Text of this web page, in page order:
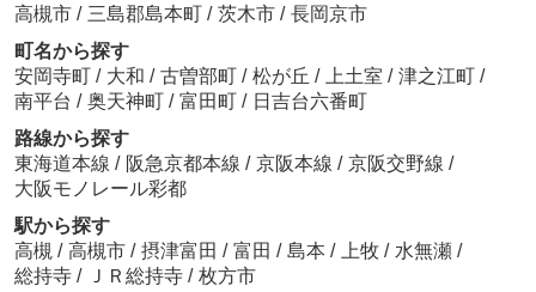
高槻市 / 三島郡島本町 / 茨木市 / 長岡京市
町名から探す
安岡寺町 / 大和 / 古曽部町 / 松が丘 / 上土室 / 津之江町 /
南平台 / 奥天神町 / 富田町 / 日吉台六番町
路線から探す
東海道本線 / 阪急京都本線 / 京阪本線 / 京阪交野線 /
大阪モノレール彩都
駅から探す
高槻 / 高槻市 / 摂津富田 / 富田 / 島本 / 上牧 / 水無瀬 /
総持寺 / ＪＲ総持寺 / 枚方市